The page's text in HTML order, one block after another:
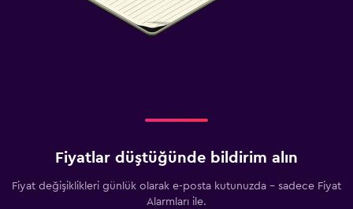
Fiyatlar düştüğünde bildirim alın
Fiyat değişiklikleri günlük olarak e-posta kutunuzda - sadece Fiyat
Alarmları ile.